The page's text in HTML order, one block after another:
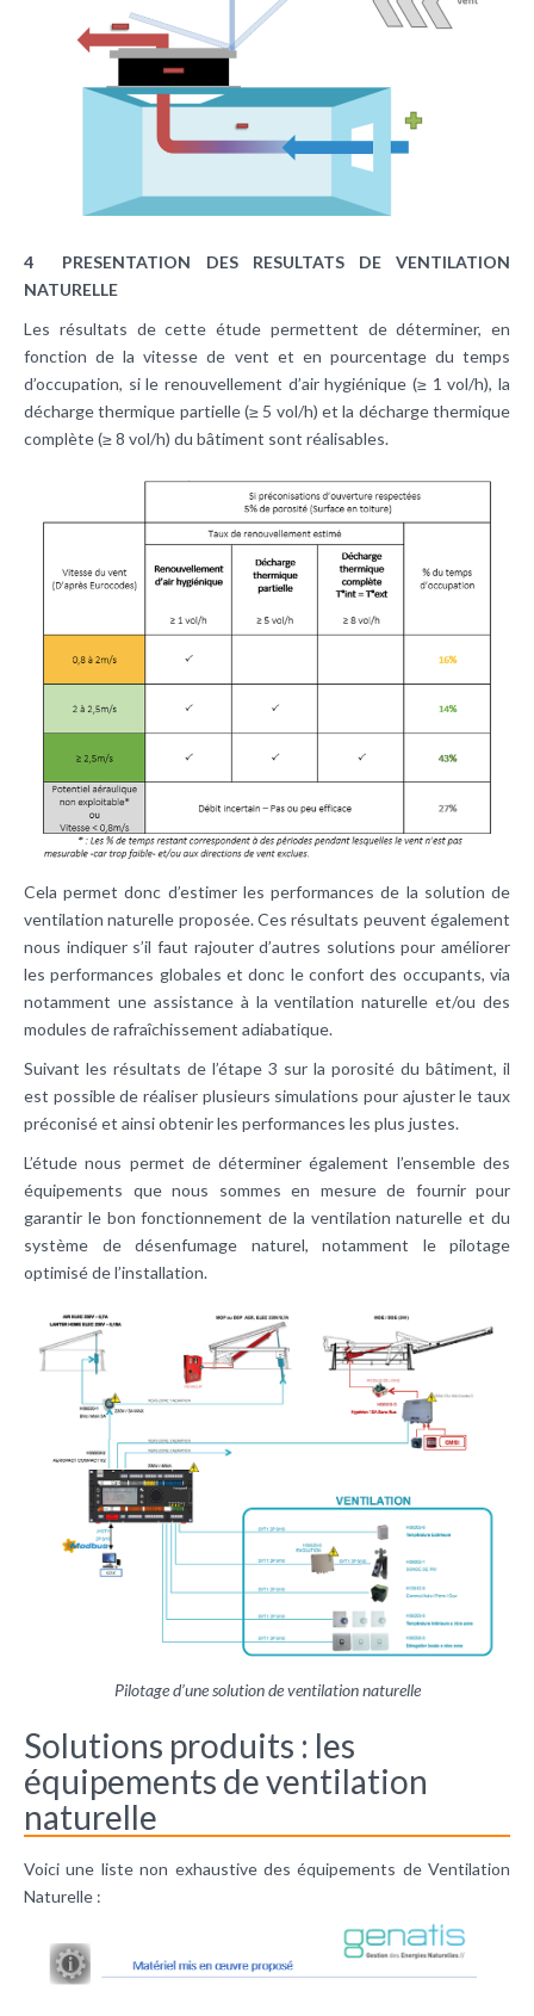
4 PRESENTATION DES RESULTATS DE VENTILATION
NATURELLE
Les résultats de cette étude permettent de déterminer, en
fonction de la vitesse de vent et en pourcentage du temps
d’occupation, si le renouvellement d’air hygiénique (≥ 1 vol/h), la
décharge thermique partielle (≥ 5 vol/h) et la décharge thermique
complète (≥ 8 vol/h) du bâtiment sont réalisables.
Cela permet donc d’estimer les performances de la solution de
ventilation naturelle proposée. Ces résultats peuvent également
nous indiquer s’il faut rajouter d’autres solutions pour améliorer
les performances globales et donc le confort des occupants, via
notamment une assistance à la ventilation naturelle et/ou des
modules de rafraîchissement adiabatique.
Suivant les résultats de l’étape 3 sur la porosité du bâtiment, il
est possible de réaliser plusieurs simulations pour ajuster le taux
préconisé et ainsi obtenir les performances les plus justes.
L’étude nous permet de déterminer également l’ensemble des
équipements que nous sommes en mesure de fournir pour
garantir le bon fonctionnement de la ventilation naturelle et du
système de désenfumage naturel, notamment le pilotage
optimisé de l’installation.
Pilotage d’une solution de ventilation naturelle
Solutions produits : les
équipements de ventilation
naturelle
Voici une liste non exhaustive des équipements de Ventilation
Naturelle :